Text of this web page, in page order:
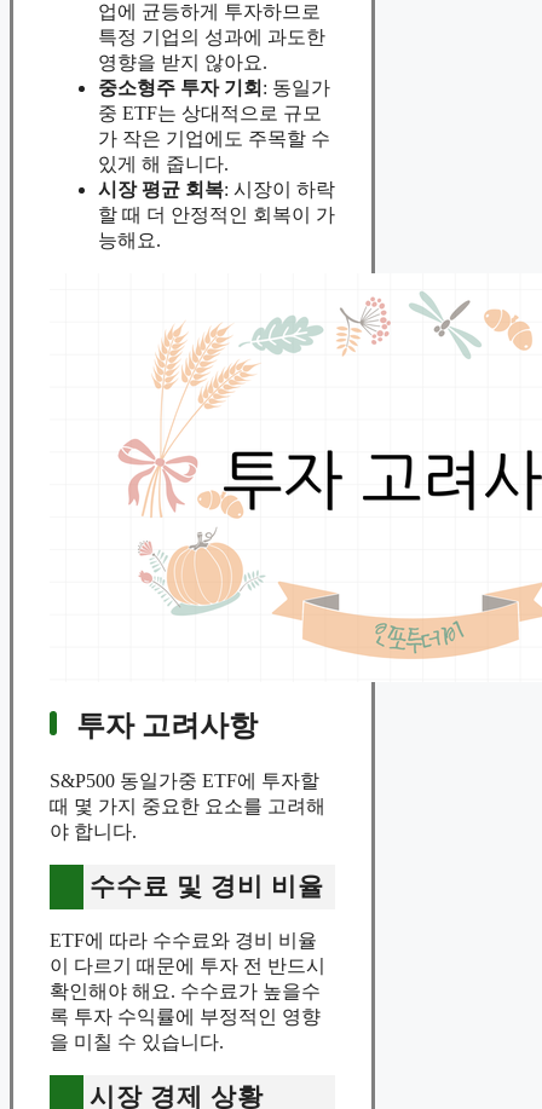
업에 균등하게 투자하므로
특정 기업의 성과에 과도한
영향을 받지 않아요.
중소형주 투자 기회 : 동일가
중 ETF는 상대적으로 규모
가 작은 기업에도 주목할 수
있게 해 줍니다.
시장 평균 회복: 시장이 하락
할 때 더 안정적인 회복이 가
능해요.
투자 고려사항
S&P500 동일가중 ETF에 투자할
때 몇 가지 중요한 요소를 고려해
야 합니다.
수수료 및 경비 비율
ETF에 따라 수수료와 경비 비율
이 다르기 때문에 투자 전 반드시
확인해야 해요. 수수료가 높을수
록 투자 수익률에 부정적인 영향
을 미칠 수 있습니다.
시장 경제 상황